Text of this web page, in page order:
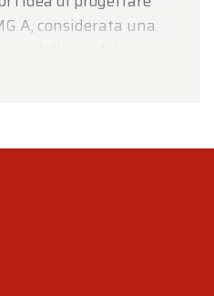
A, considerata una
delle roadster
il successore MG
che risaliva agli
eccessiva di
questa l'intenzione.
delizioso che
i timpani.